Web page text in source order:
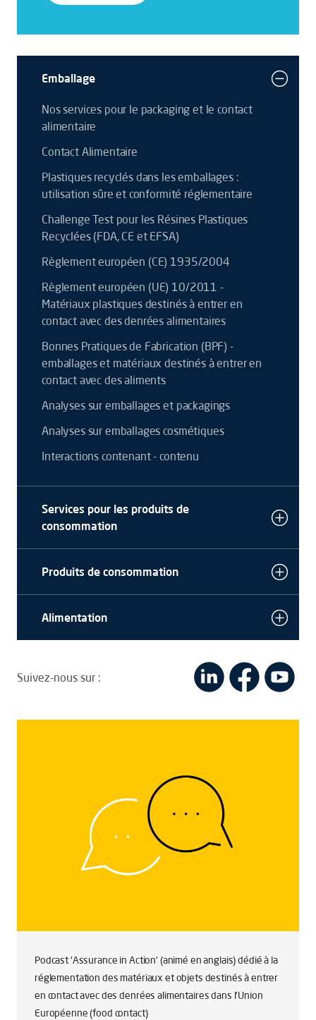
Emballage
Nos services pour le packaging et le contact
alimentaire
Contact Alimentaire
Plastiques recyclés dans les emballages :
utilisation sûre et conformité réglementaire
Challenge Test pour les Résines Plastiques
Recyclées (FDA, CE et EFSA)
Règlement européen (CE) 1935/2004
Règlement européen (UE) 10/2011 -
Matériaux plastiques destinés à entrer en
contact avec des denrées alimentaires
Bonnes Pratiques de Fabrication (BPF) -
emballages et matériaux destinés à entrer en
contact avec des aliments
Analyses sur emballages et packagings
Analyses sur emballages cosmétiques
Interactions contenant - contenu
Services pour les produits de
consommation
Produits de consommation
Alimentation
Suivez-nous sur :
Podcast 'Assurance in Action' (animé en anglais) dédié à la
réglementation des matériaux et objets destinés à entrer
en contact avec des denrées alimentaires dans l'Union
Européenne (food contact)